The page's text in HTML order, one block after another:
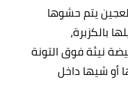
يتم حشوها
بالكزبرة،
نيئة فوق التونة
أو شيها داخل